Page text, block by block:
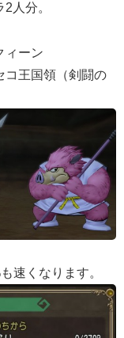
人分。
ィーン
コ王国領（剣闘の
速くなります。